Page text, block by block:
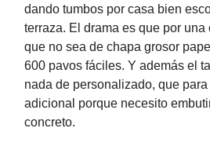
dando tumbos por casa bien
terraza. El drama es que por una
que no sea de chapa grosor
600 pavos fáciles. Y además el
nada de personalizado, que
adicional porque necesito
concreto.